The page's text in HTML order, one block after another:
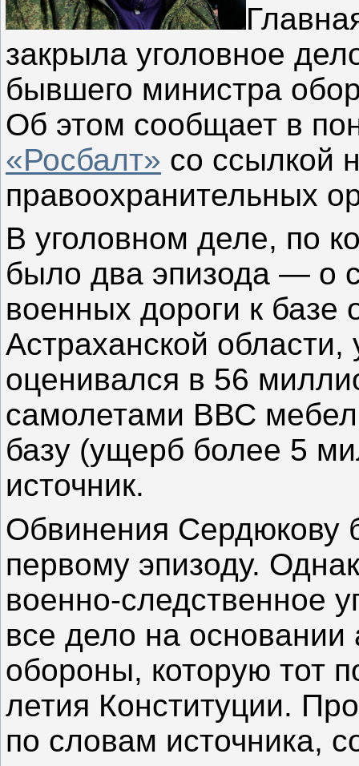
закрыла уголовное
бывшего министра
Об этом сообщает в
«Росбалт» со ссылкой
правоохранительных
В уголовном деле, по
было два эпизода — о
военных дороги к
Астраханской области,
оценивался в 56
самолетами ВВС
базу (ущерб более 5
источник.
Обвинения Сердюкову
первому эпизоду.
военно-следственное
все дело на
обороны, которую тот
летия Конституции.
по словам источника,